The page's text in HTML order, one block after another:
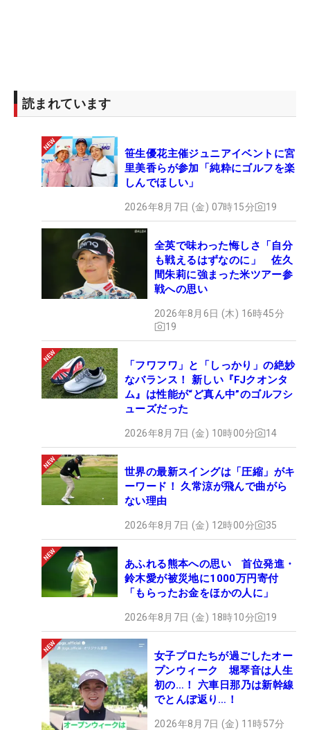
読まれています
笹生優花主催ジュニアイベントに宮
里美香らが参加「純粋にゴルフを楽
しんでほしい」
2026年8月7日 (金) 07時15分 19
全英で味わった悔しさ「自分
も戦えるはずなのに」 佐久
間朱莉に強まった米ツアー参
戦への思い
2026年8月6日 (木) 16時45分
19
「フワフワ」と「しっかり」の絶妙
なバランス！ 新しい『FJクオンタ
ム』は性能が“ど真ん中”のゴルフシ
ューズだった
2026年8月7日 (金) 10時00分 14
世界の最新スイングは「圧縮」がキ
ーワード！ 久常涼が飛んで曲がら
ない理由
2026年8月7日 (金) 12時00分 35
あふれる熊本への思い 首位発進・
鈴木愛が被災地に1000万円寄付
「もらったお金をほかの人に」
2026年8月7日 (金) 18時10分 19
女子プロたちが過ごしたオー
プンウィーク 堀琴音は人生
初の…！ 六車日那乃は新幹線
でとんぼ返り…！
2026年8月7日 (金) 11時57分